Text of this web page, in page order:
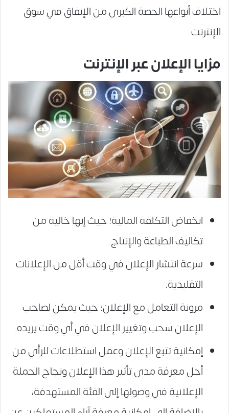
اختلاف أنواعها الحصة الكبرى من الإنفاق في سوق
الإنترنت.
مزايا الإعلان عبر الإنترنت
انخفاض التكلفة المالية؛ حيث إنها خالية من
تكاليف الطباعة والإنتاج.
سرعة انتشار الإعلان في وقت أقل من الإعلانات
التقليدية.
مرونة التعامل مع الإعلان؛ حيث يمكن لصاحب
الإعلان سحب وتغيير الإعلان في أي وقت يريده.
إمكانية تتبع الإعلان وعمل استطلاعات للرأي من
أجل معرفة مدى تأثير هذا الإعلان ونجاح الحملة
الإعلانية في وصولها إلى الفئة المستهدفة،